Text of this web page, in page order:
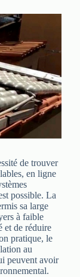
de trouver
en ligne
possible. La
sa large
à faible
et de réduire
pratique, le
au
peuvent avoir